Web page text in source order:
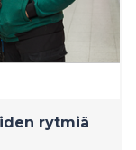
rytmiä